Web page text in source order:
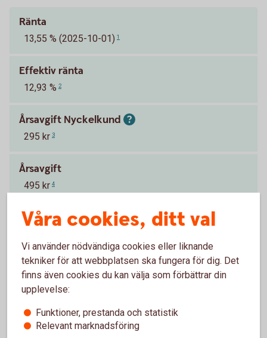
Ränta
13,55 % (2025-10-01) 1
Effektiv ränta
12,93 % 2
Årsavgift Nyckelkund
295 kr 3
Årsavgift
495 kr 4
Pappersfaktura
Visa mer
Räntan är per år. Tillbaka
Våra cookies, ditt val
Vi använder nödvändiga cookies eller liknande
tekniker för att webbplatsen ska fungera för dig. Det
finns även cookies du kan välja som förbättrar din
upplevelse:
Funktioner, prestanda och statistik
Relevant marknadsföring